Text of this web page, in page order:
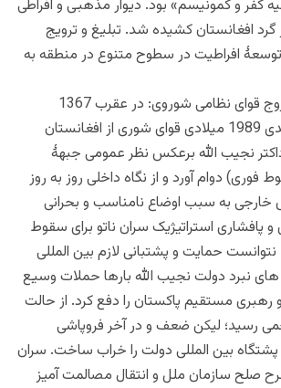
کفر و کمونیسم» بود. دیوار مذهبی و افراطی
گرد افغانستان کشیده شد. تبلیغ و ترویج
افراطیت در سطوح متنوع در منطقه به
افغانستان بعد از خروج قوای نظامی شوروی: در عقرب 1367
خورشیدی مطابق جدی 1989 میلادی قوای شوری از افغانستان
نجیب الله برعکس نظر عمومی جبهۀ
دوام آورد و از نگاه داخلی روز به روز
به سبب اوضاع نامناسب و بحرانی
پافشاری استراتیژیک سران ناتو برای سقوط
حمایت و پشتبانی لازم بین المللی
نبرد دولت نجیب الله بارها حملات وسیع
مستقیم پاکستان را دفع کرد. از حالت
رسید؛ لیکن ضعف و در آخر فروپاشی
بین المللی دولت را خراب ساخت. سران
صلح سازمان ملل و انتقال مصالمت آمیز